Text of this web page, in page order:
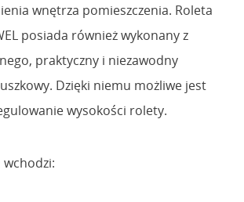
wnętrza pomieszczenia. Roleta
posiada również wykonany z
praktyczny i niezawodny
Dzięki niemu możliwe jest
wysokości rolety.
wchodzi: